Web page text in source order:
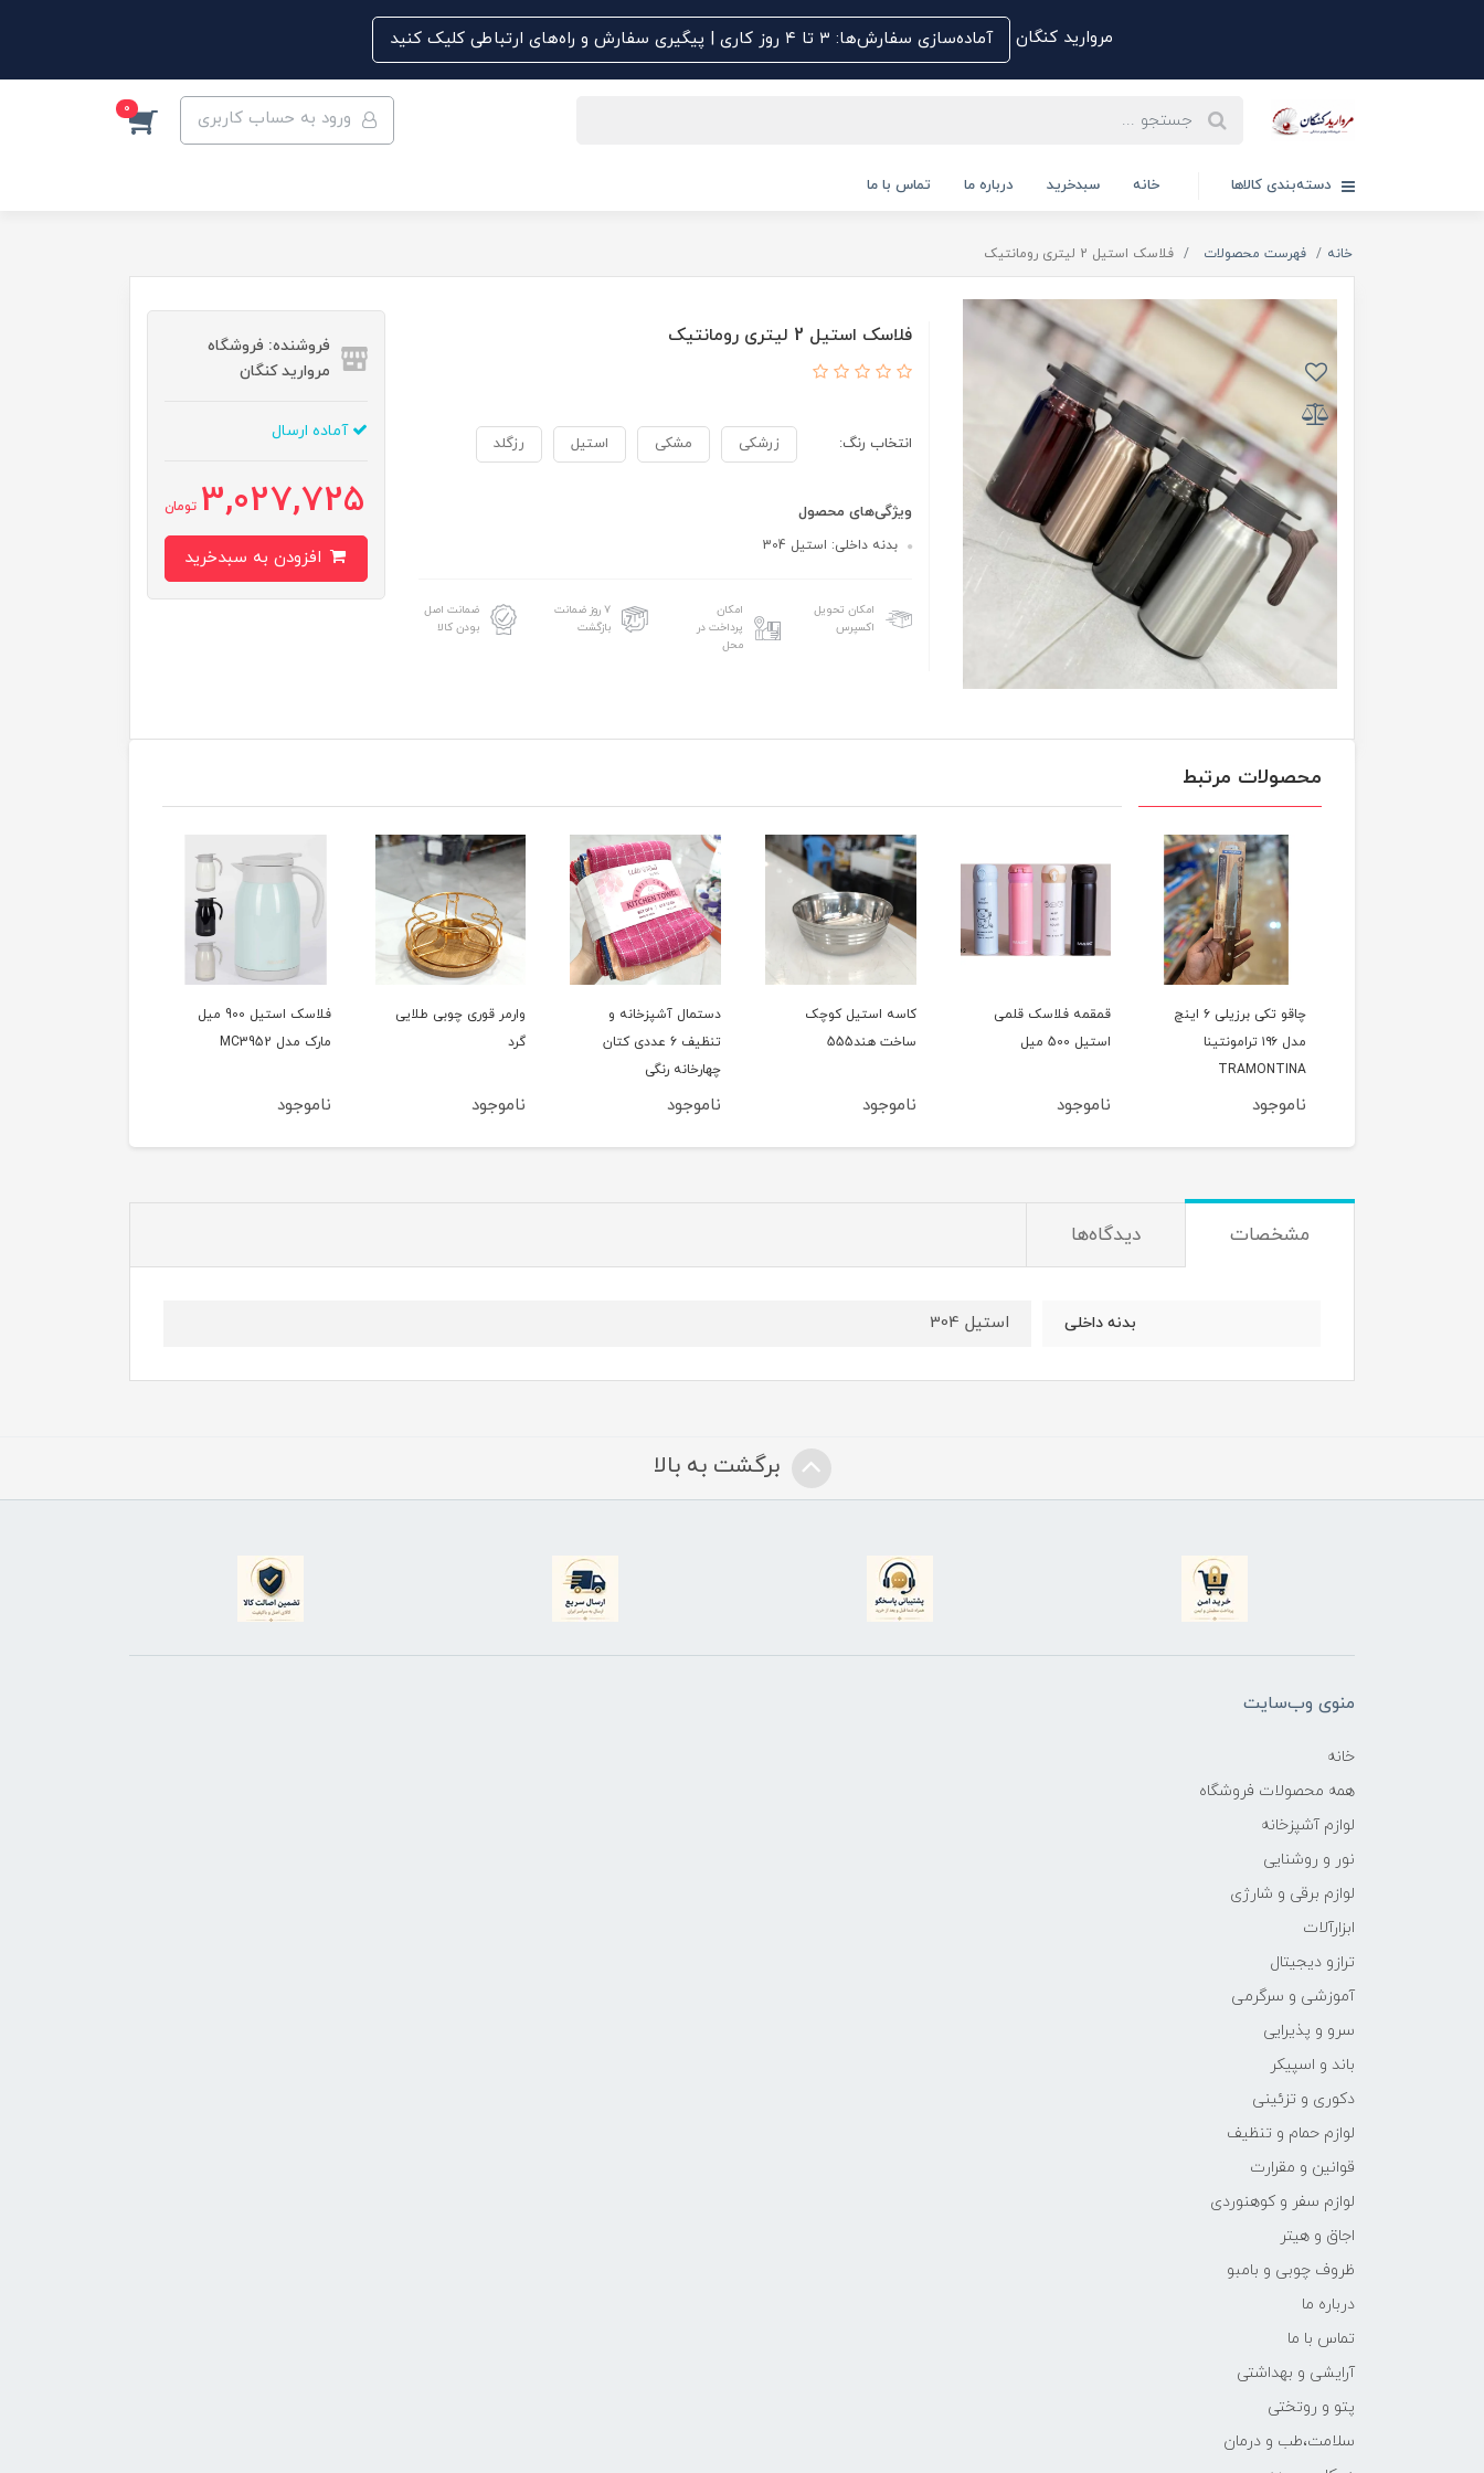
مروارید کنگان آماده‌سازی سفارش‌ها: ۳ تا ۴ روز کاری | پیگیری سفارش و راه‌های ارتباطی کلیک کنید
ورود به حساب کاربری 0
دسته‌بندی کالاها خانه سبدخرید درباره ما تماس با ما
خانه فهرست محصولات فلاسک استیل 2 لیتری رومانتیک
فلاسک استیل 2 لیتری رومانتیک
انتخاب رنگ: زرشکی مشکی استیل رزگلد
ویژگی‌های محصول
بدنه داخلی: استیل 304
امکان تحویل
اکسپرس
امکان
پرداخت در
محل
۷ روز ضمانت
بازگشت
ضمانت اصل
بودن کالا
فروشنده: فروشگاه
مروارید کنگان
آماده ارسال
3,027,725 تومان
محصولات مرتبط
چاقو تکی برزیلی ۶ اینچ
مدل ۱۹۶ ترامونتینا
TRAMONTINA
ناموجود
قمقمه فلاسک قلمی
استیل 500 میل
ناموجود
کاسه استیل کوچک
ساخت هند555
ناموجود
دستمال آشپزخانه و
تنظیف 6 عددی کتان
چهارخانه رنگی
ناموجود
وارمر قوری چوبی طلایی
گرد
ناموجود
فلاسک استیل 900 میل
مارک مدل MC3952
ناموجود
مشخصات دیدگاه‌ها
بدنه داخلی استیل 304
برگشت به بالا
منوی وب‌سایت
خانه
همه محصولات فروشگاه
لوازم آشپزخانه
نور و روشنایی
لوازم برقی و شارژی
ابزارآلات
ترازو دیجیتال
آموزشی و سرگرمی
سرو و پذیرایی
باند و اسپیکر
دکوری و تزئینی
لوازم حمام و تنظیف
قوانین و مقرارت
لوازم سفر و کوهنوردی
اجاق و هیتر
ظروف چوبی و بامبو
درباره ما
تماس با ما
آرایشی و بهداشتی
پتو و روتختی
سلامت،طب و درمان